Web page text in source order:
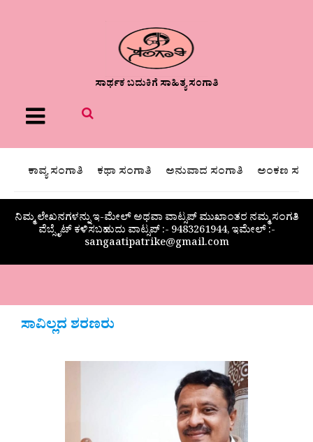
ಸಾರ್ಥಕ ಬದುಕಿಗೆ ಸಾಹಿತ್ಯ ಸಂಗಾತಿ
Menu
ಕಾವ್ಯ ಸಂಗಾತಿ ಕಥಾ ಸಂಗಾತಿ ಅನುವಾದ ಸಂಗಾತಿ ಅಂಕಣ
ನಿಮ್ಮ ಲೇಖನಗಳನ್ನು ಇ-ಮೇಲ್ ಅಥವಾ ವಾಟ್ಸಪ್ ಮುಖಾಂತರ ನಮ್ಮ ಸಂಗತಿ
ವೆಬ್ಸೈಟ್ ಕಳಿಸಬಹುದು ವಾಟ್ಸಪ್‌ :- 9483261944, ಇಮೇಲ್ :-
sangaatipatrike@gmail.com
ಸಾವಿಲ್ಲದ ಶರಣರು